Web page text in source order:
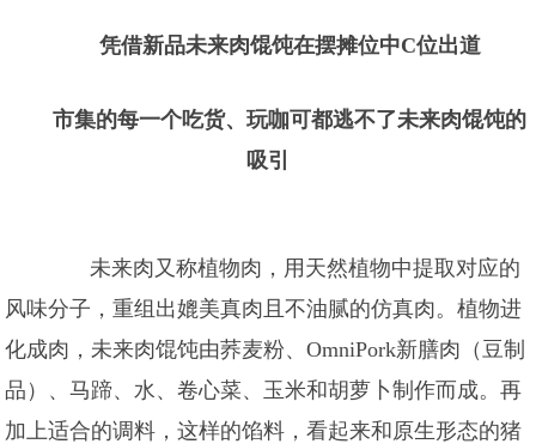
凭借新品未来肉馄饨在摆摊位中C位出道
市集的每一个吃货、玩咖可都逃不了未来肉馄饨的
吸引
未来肉又称植物肉，用天然植物中提取对应的
风味分子，重组出媲美真肉且不油腻的仿真肉。植物进
化成肉，未来肉馄饨由荞麦粉、OmniPork新膳肉（豆制
品）、马蹄、水、卷心菜、玉米和胡萝卜制作而成。再
加上适合的调料，这样的馅料，看起来和原生形态的猪